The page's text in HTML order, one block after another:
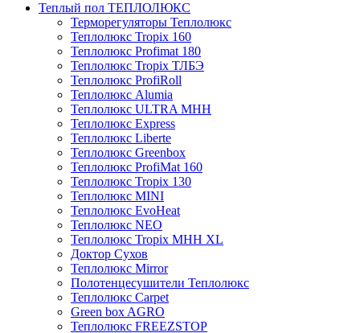
Теплый пол ТЕПЛОЛЮКС
Терморегуляторы Теплолюкс
Теплолюкс Tropix 160
Теплолюкс Profimat 180
Теплолюкс Tropix ТЛБЭ
Теплолюкс ProfiRoll
Теплолюкс Alumia
Теплолюкс ULTRA МНН
Теплолюкс Express
Теплолюкс Liberte
Теплолюкс Greenbox
Теплолюкс ProfiMat 160
Теплолюкс Tropix 130
Теплолюкс MINI
Теплолюкс EvoHeat
Теплолюкс NEO
Теплолюкс Tropix МНН XL
Доктор Сухов
Теплолюкс Mirror
Полотенцесушители Теплолюкс
Теплолюкс Carpet
Green box AGRO
Теплолюкс FREEZSTOP